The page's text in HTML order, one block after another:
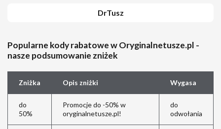
DrTusz
Popularne kody rabatowe w Oryginalnetusze.pl -
nasze podsumowanie zniżek
Zniżka Opis zniżki Wygasa
do
50%
Promocje do -50% w
oryginalnetusze.pl!
do
odwołania